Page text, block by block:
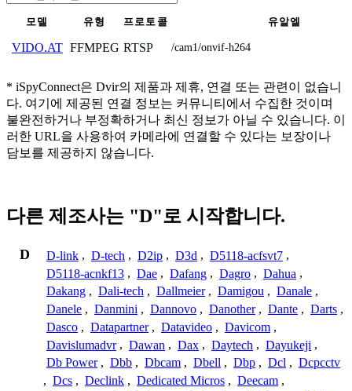
모델 유형 프로토콜 유알엘
VIDO.AT FFMPEG RTSP /cam1/onvif-h264
* iSpyConnect은 Dvir의 제품과 제휴, 연결 또는 관련이 없습니
다. 여기에 제공된 연결 정보는 커뮤니티에서 수집한 것이며
불완전하거나 부정확하거나 최신 정보가 아닐 수 있습니다. 이
러한 URL을 사용하여 카메라에 연결할 수 있다는 보장이나
담보를 제공하지 않습니다.
다른 제조사는 "D"로 시작합니다.
D D-link , D-tech , D2ip , D3d , D5118-acfsvt7 ,
D5118-acnkf13 , Dae , Dafang , Dagro , Dahua ,
Dakang , Dali-tech , Dallmeier , Damigou , Danale ,
Danele , Danmini , Dannovo , Danother , Dante , Darts ,
Dasco , Datapartner , Datavideo , Davicom ,
Davislumadvr , Dawan , Dax , Daytech , Dayukeji ,
Db Power , Dbb , Dbcam , Dbell , Dbp , Dcl , Dcpcctv
, Dcs , Declink , Dedicated Micros , Deecam ,